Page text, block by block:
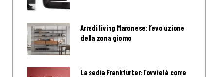
Arredi living Maronese: l’evoluzione
della zona giorno
La sedia Frankfurter: l’ovvietà come